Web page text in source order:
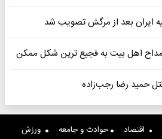
ایران بعد از مرگش تصویب شد
اهل بیت به فجیع ترین شکل ممکن
حمید رضا رجب‌زاده
اقتصاد حوادث و جامعه
ورزش